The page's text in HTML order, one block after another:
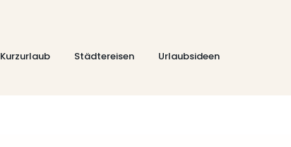
Kurzurlaub Städtereisen
Urlaubsideen